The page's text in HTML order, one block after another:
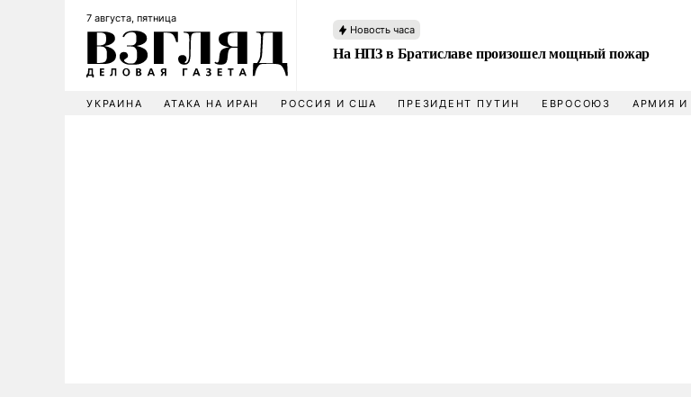
7 августа, пятница
Новость часа
На НПЗ в Братиславе произошел мощный пожар
УКРАИНА АТАКА НА ИРАН РОССИЯ И США ПРЕЗИДЕНТ ПУТИН ЕВРОСОЮЗ АРМИЯ И